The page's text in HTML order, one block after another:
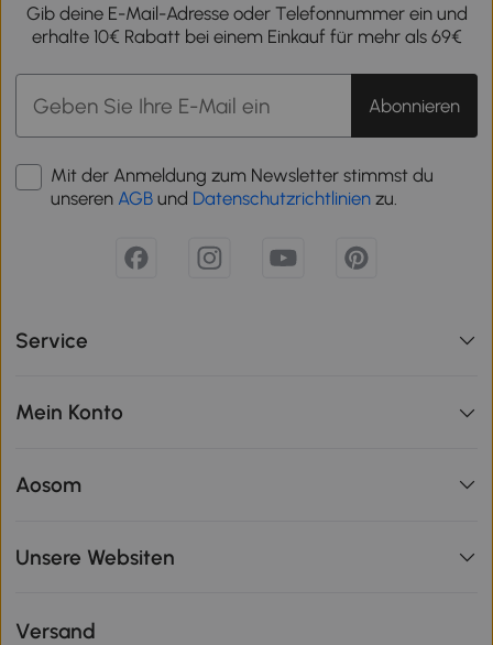
Gib deine E-Mail-Adresse oder Telefonnummer ein und
erhalte 10€ Rabatt bei einem Einkauf für mehr als 69€
Abonnieren
Mit der Anmeldung zum Newsletter stimmst du
unseren AGB und Datenschutzrichtlinien zu.
Service
Mein Konto
Aosom
Unsere Websiten
Versand